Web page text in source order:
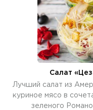
Салат
Лучший салат из
куриное мясо в
зеленого